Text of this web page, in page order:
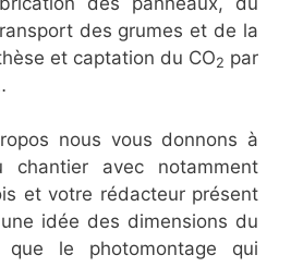
des grumes et de la
et captation du CO2 par
nous vous donnons à
avec notamment
et votre rédacteur présent
idée des dimensions du
le photomontage qui